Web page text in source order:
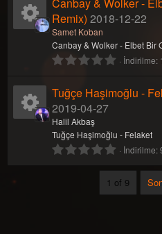
o
n
k
i
o
n
(
l
r
)
y
n
k
i
0
y
l
d
(
r
)
K
y
n
Canbay & Wolker -
Remix) 2018-12-22
Samet Koban
Canbay & Wolker - Elbet Bir
0
0
l
d
z
(
l
İndirilme
K
Tuğçe Haşimoğlu -
2019-04-27
Halil Akbaş
Tuğçe Haşimoğlu - Felaket
0
0
0
y
İndirilme
1 of 9